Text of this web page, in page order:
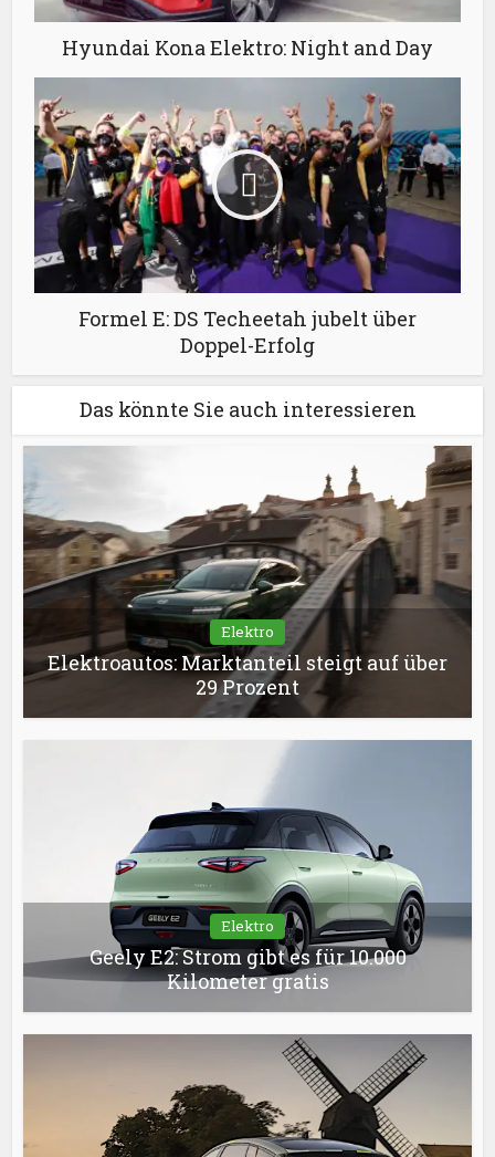
Hyundai Kona Elektro: Night and Day
Formel E: DS Techeetah jubelt über
Doppel-Erfolg
Das könnte Sie auch interessieren
Elektro
Elektroautos: Marktanteil steigt auf über
29 Prozent
Elektro
Geely E2: Strom gibt es für 10.000
Kilometer gratis